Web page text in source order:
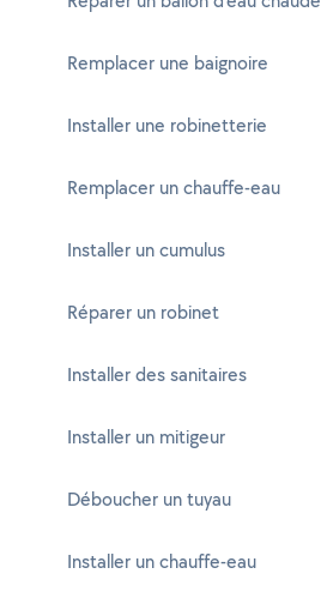
Remplacer une baignoire
Installer une robinetterie
Remplacer un chauffe-eau
Installer un cumulus
Réparer un robinet
Installer des sanitaires
Installer un mitigeur
Déboucher un tuyau
Installer un chauffe-eau